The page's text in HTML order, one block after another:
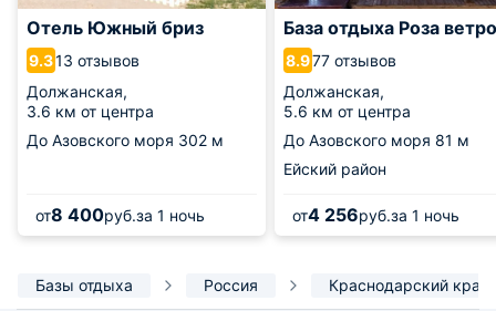
Отель Южный бриз
9.313 отзывов
Должанская,
3.6 км от центра
До Азовского моря 302 м
от8 400руб.за 1 ночь
База отдыха Роза
8.977 отзывов
Должанская,
5.6 км от центра
До Азовского моря 81 м
Ейский район
от4 256руб.за 1 ночь
Базы отдыха Россия Краснодарский край